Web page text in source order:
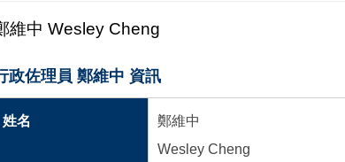
維中 Wesley Cheng
政佐理員 鄭維中 資訊
姓名
鄭維中
Wesley Cheng